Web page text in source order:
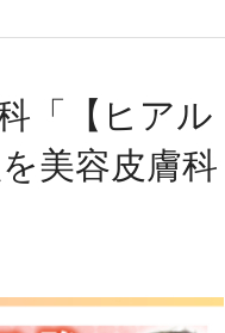
「【ヒアル
美容皮膚科